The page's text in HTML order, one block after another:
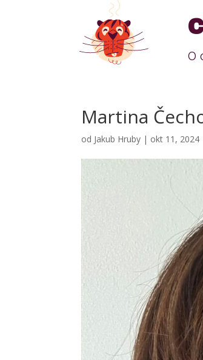
O
Martina
od Jakub Hruby | okt 11, 2024